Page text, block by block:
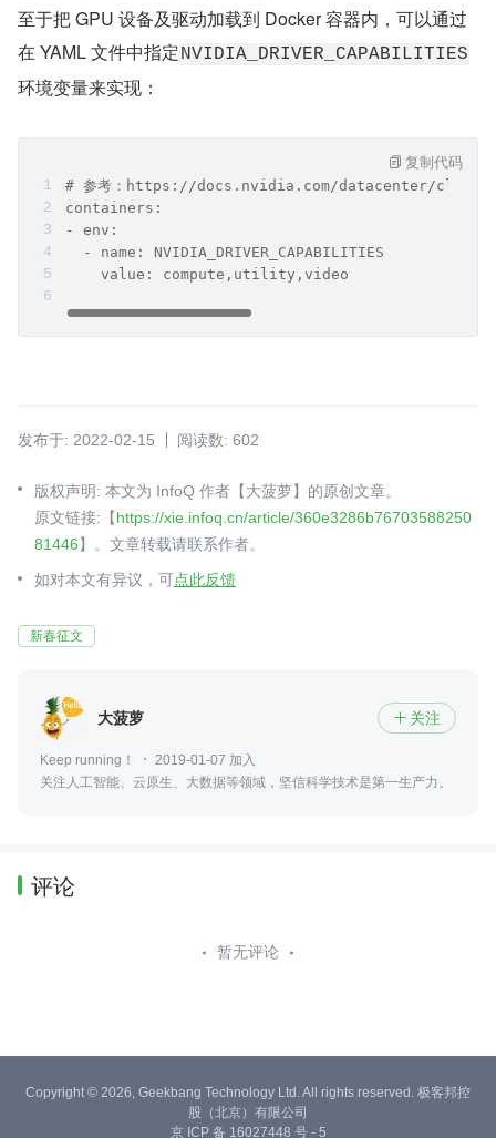
至于把 GPU 设备及驱动加载到 Docker 容器内，可以通过
在 YAML 文件中指定NVIDIA_DRIVER_CAPABILITIES
环境变量来实现：
# 参考：https://docs.nvidia.com/datacenter/
containers:
- env:
  - name: NVIDIA_DRIVER_CAPABILITIES
    value: compute,utility,video
复制代码
发布于: 2022-02-15 阅读数: 602
版权声明: 本文为 InfoQ 作者【大菠萝】的原创文章。
原文链接:【https://xie.infoq.cn/article/360e3286b76703588250
81446】。文章转载请联系作者。
如对本文有异议，可点此反馈
新春征文
大菠萝  关注
Keep running！
2019-01-07 加入
关注人工智能、云原生、大数据等领域，坚信科学技术是第一生产力。
评论
暂无评论
Copyright © 2026, Geekbang Technology Ltd. All rights reserved. 极客邦控
股（北京）有限公司
京 ICP 备 16027448 号 - 5